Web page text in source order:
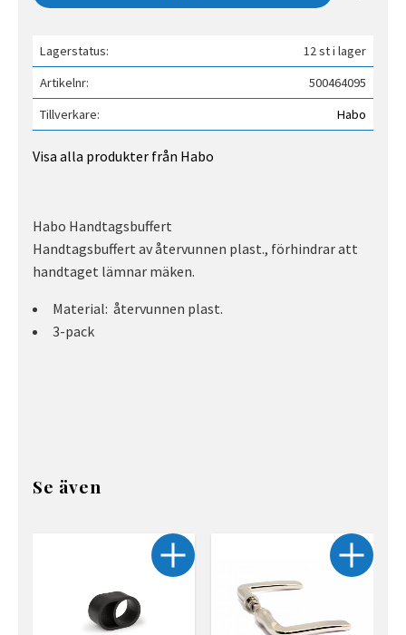
Lagerstatus
12 st i lager
Artikelnr
500464095
Tillverkare
Habo
Visa alla produkter från Habo
Habo Handtagsbuffert
Handtagsbuffert av återvunnen plast., förhindrar att
handtaget lämnar mäken.
Material: återvunnen plast.
3-pack
Se även